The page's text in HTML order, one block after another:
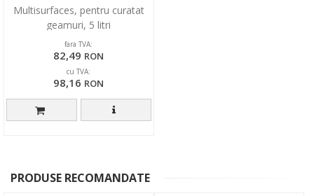
Multisurfaces, pentru curatat
geamuri, 5 litri
fara TVA:
82,49 RON
cu TVA:
98,16 RON
PRODUSE RECOMANDATE